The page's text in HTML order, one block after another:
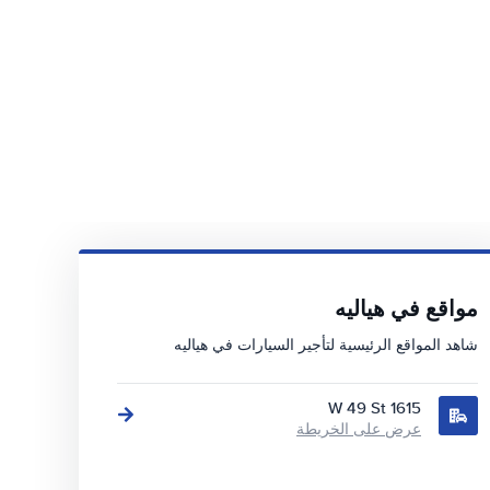
مواقع في هياليه
شاهد المواقع الرئيسية لتأجير السيارات في هياليه
1615 W 49 St
عرض على الخريطة